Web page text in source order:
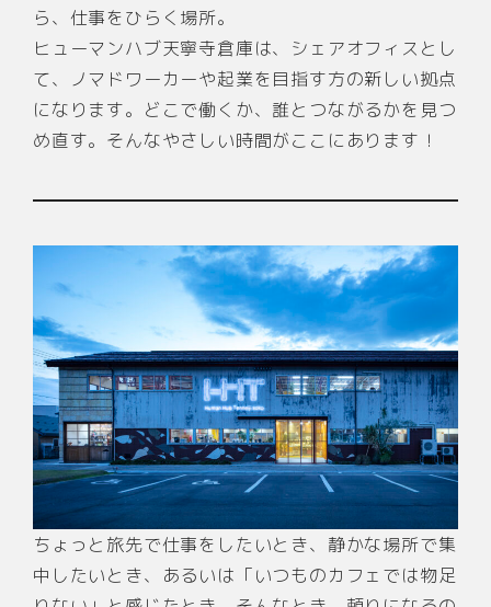
ら、仕事をひらく場所。
ヒューマンハブ天寧寺倉庫は、シェアオフィスとし
て、ノマドワーカーや起業を目指す方の新しい拠点
になります。どこで働くか、誰とつながるかを見つ
め直す。そんなやさしい時間がここにあります！
ちょっと旅先で仕事をしたいとき、静かな場所で集
中したいとき、あるいは「いつものカフェでは物足